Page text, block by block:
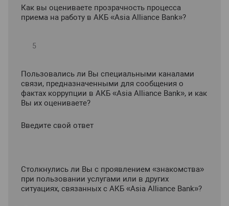
Как вы оцениваете прозрачность процесса
приема на работу в АКБ «Asia Alliance Bank»?
Пользовались ли Вы специальными каналами
связи, предназначенными для сообщения о
фактах коррупции в АКБ «Asia Alliance Bank», и как
Вы их оцениваете?
Введите свой ответ
Столкнулись ли Вы с проявлением «знакомства»
при пользовании услугами или в других
ситуациях, связанных с АКБ «Asia Alliance Bank»?